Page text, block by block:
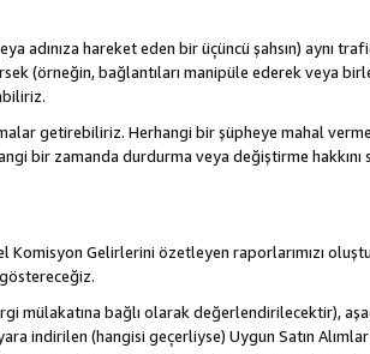
adınıza hareket eden bir üçüncü şahsın) aynı
(örneğin, bağlantıları manipüle ederek veya
getirebiliriz. Herhangi bir şüpheye mahal
bir zamanda durdurma veya değiştirme hakkını
Komisyon Gelirlerini özetleyen raporlarımızı
mülakatına bağlı olarak değerlendirilecektir),
indirilen (hangisi geçerliyse) Uygun Satın Alımlar